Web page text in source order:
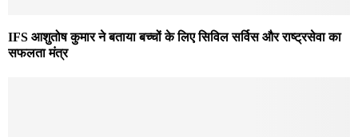
IFS आशुतोष कुमार ने बताया बच्चों के लिए सिविल सर्विस और राष्ट्रसेवा का
सफलता मंत्र